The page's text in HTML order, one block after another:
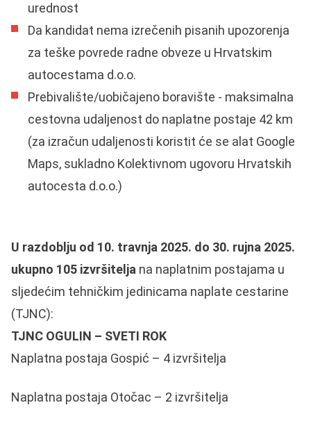
urednost
Da kandidat nema izrečenih pisanih upozorenja
za teške povrede radne obveze u Hrvatskim
autocestama d.o.o.
Prebivalište/uobičajeno boravište - maksimalna
cestovna udaljenost do naplatne postaje 42 km
(za izračun udaljenosti koristit će se alat Google
Maps, sukladno Kolektivnom ugovoru Hrvatskih
autocesta d.o.o.)
U razdoblju od 10. travnja 2025. do 30. rujna 2025.
ukupno 105 izvršitelja na naplatnim postajama u
sljedećim tehničkim jedinicama naplate cestarine
(TJNC):
TJNC OGULIN – SVETI ROK
Naplatna postaja Gospić – 4 izvršitelja
Naplatna postaja Otočac – 2 izvršitelja